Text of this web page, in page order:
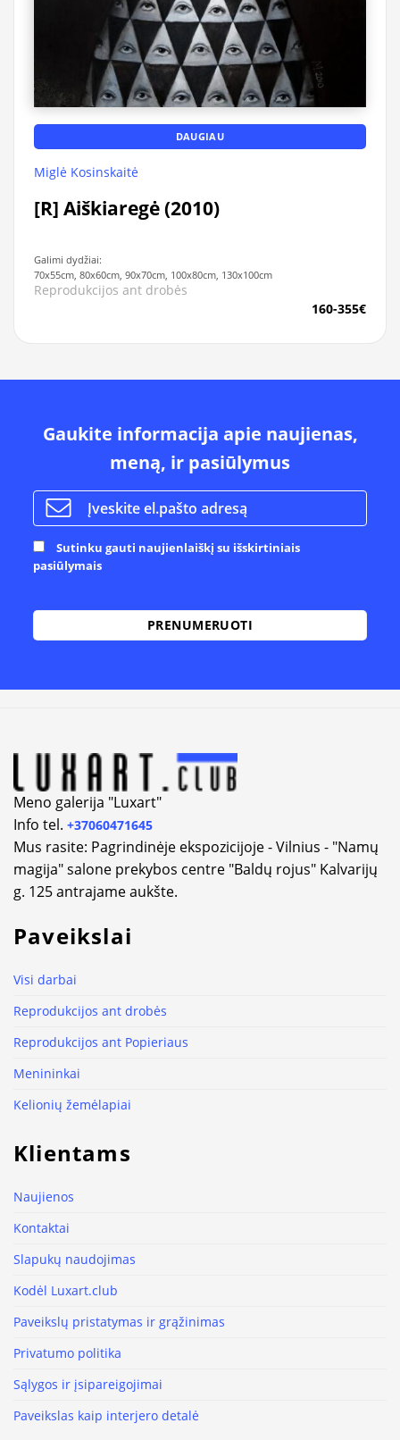
DAUGIAU
Miglė Kosinskaitė
[R] Aiškiaregė (2010)
Galimi dydžiai:
70x55cm, 80x60cm, 90x70cm, 100x80cm, 130x100cm
Reprodukcijos ant drobės
160-355€
Gaukite informacija apie naujienas,
meną, ir pasiūlymus
Sutinku gauti naujienlaiškį su išskirtiniais
pasiūlymais
Meno galerija "Luxart"
Info tel. +37060471645
Mus rasite: Pagrindinėje ekspozicijoje - Vilnius - "Namų
magija" salone prekybos centre "Baldų rojus" Kalvarijų
g. 125 antrajame aukšte.
Paveikslai
Visi darbai
Reprodukcijos ant drobės
Reprodukcijos ant Popieriaus
Menininkai
Kelionių žemėlapiai
Klientams
Naujienos
Kontaktai
Slapukų naudojimas
Kodėl Luxart.club
Paveikslų pristatymas ir grąžinimas
Privatumo politika
Sąlygos ir įsipareigojimai
Paveikslas kaip interjero detalė